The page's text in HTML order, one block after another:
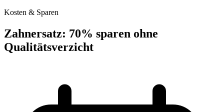
Kosten & Sparen
Zahnersatz: 70% sparen ohne
Qualitätsverzicht